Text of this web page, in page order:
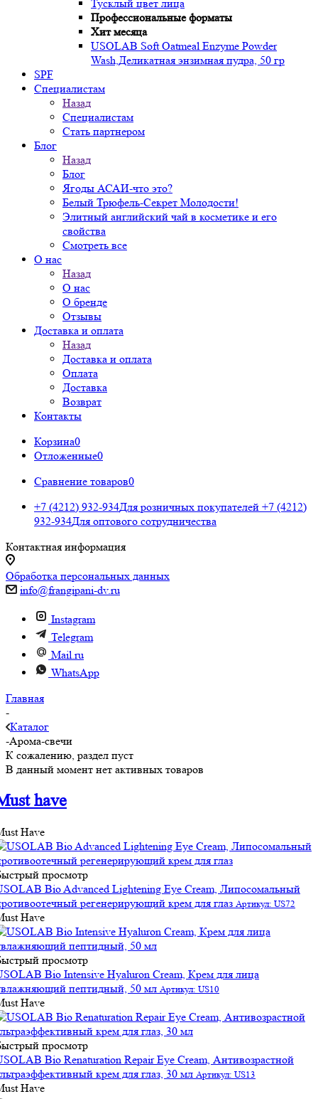
Тусклый цвет лица
Профессиональные форматы
Хит месяца
USOLAB Soft Oatmeal Enzyme Powder
Wash,Деликатная энзимная пудра, 50 гр
SPF
Специалистам
Назад
Специалистам
Стать партнером
Блог
Назад
Блог
Ягоды АСАИ-что это?
Белый Трюфель-Секрет Молодости!
Элитный английский чай в косметике и его
свойства
Смотреть все
О нас
Назад
О нас
О бренде
Отзывы
Доставка и оплата
Назад
Доставка и оплата
Оплата
Доставка
Возврат
Контакты
Корзина0
Отложенные0
Сравнение товаров0
+7 (4212) 932-934Для розничных покупателей +7 (4212)
932-934Для оптового сотрудничества
Контактная информация
Обработка персональных данных
info@frangipani-dv.ru
Instagram
Telegram
Mail.ru
WhatsApp
Главная
-
Каталог
-Арома-свечи
К сожалению, раздел пуст
В данный момент нет активных товаров
have
Have
просмотр
Bio Advanced Lightening Eye Cream, Липосомальный
регенерирующий крем для глаз Артикул: US72
Have
просмотр
Bio Intensive Hyaluron Cream, Крем для лица
пептидный, 50 мл Артикул: US10
Have
просмотр
Bio Renaturation Repair Eye Cream, Антивозрастной
крем для глаз, 30 мл Артикул: US13
Have